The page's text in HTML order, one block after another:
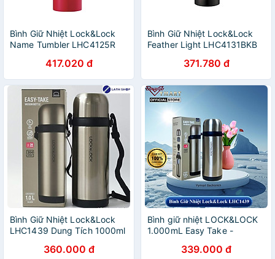
Bình Giữ Nhiệt Lock&Lock
Name Tumbler LHC4125R
417.020 đ
Bình Giữ Nhiệt Lock&Lock
Feather Light LHC4131BKB
371.780 đ
Bình Giữ Nhiệt Lock&Lock
LHC1439 Dung Tích 1000ml
360.000 đ
Bình giữ nhiệt LOCK&LOCK
1.000mL Easy Take -
339.000 đ